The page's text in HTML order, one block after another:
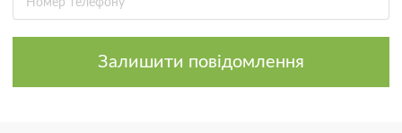
Залишити повідомлення